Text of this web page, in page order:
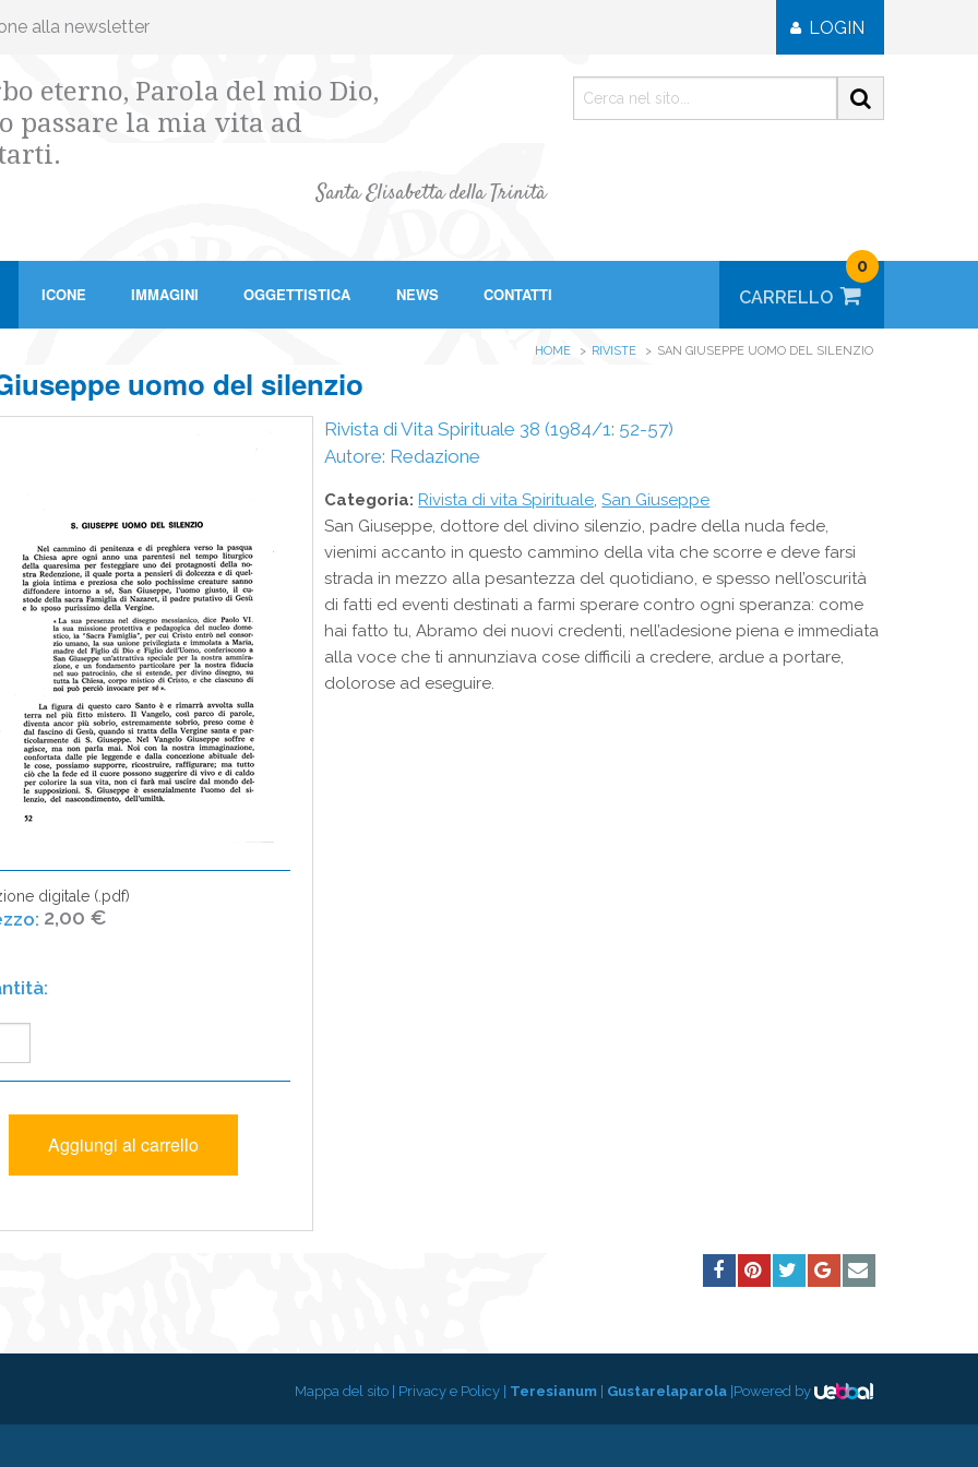
alla newsletter LOGIN
eterno, Parola del mio Dio,
passare la mia vita ad
Santa Elisabetta della Trinità
ICONE IMMAGINI OGGETTISTICA NEWS CONTATTI
0
HOME RIVISTE SAN GIUSEPPE UOMO DEL SILENZIO
uomo del silenzio
digitale (.pdf)
2,00 €
Rivista di Vita Spirituale 38 (1984/1: 52-57)
Autore: Redazione
Categoria: Rivista di vita Spirituale,San Giuseppe
San Giuseppe, dottore del divino silenzio, padre della nuda fede,
vienimi accanto in questo cammino della vita che scorre e deve farsi
strada in mezzo alla pesantezza del quotidiano, e spesso nell’oscurità
di fatti ed eventi destinati a farmi sperare contro ogni speranza: come
hai fatto tu, Abramo dei nuovi credenti, nell’adesione piena e immediata
alla voce che ti annunziava cose difficili a credere, ardue a portare,
dolorose ad eseguire.
Mappa del sito Privacy e Policy Teresianum Gustarelaparola Powered by